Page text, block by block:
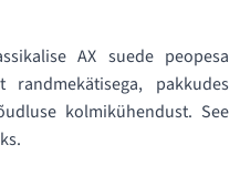
AX suede peopesa
randmekätisega, pakkudes
kolmikühendust. See